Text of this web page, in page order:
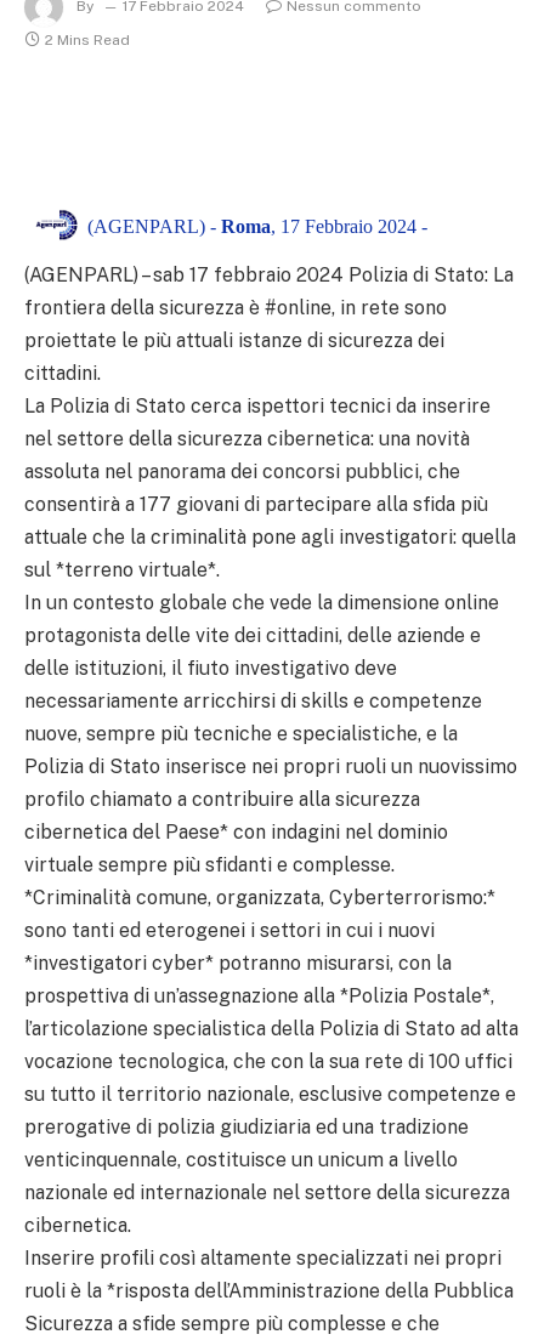
By 17 Febbraio 2024
Nessun commento
2 Mins Read
(AGENPARL) - Roma, 17 Febbraio 2024 -
(AGENPARL) – sab 17 febbraio 2024 Polizia di Stato: La
frontiera della sicurezza è #online, in rete sono
proiettate le più attuali istanze di sicurezza dei
cittadini.
La Polizia di Stato cerca ispettori tecnici da inserire
nel settore della sicurezza cibernetica: una novità
assoluta nel panorama dei concorsi pubblici, che
consentirà a 177 giovani di partecipare alla sfida più
attuale che la criminalità pone agli investigatori: quella
sul *terreno virtuale*.
In un contesto globale che vede la dimensione online
protagonista delle vite dei cittadini, delle aziende e
delle istituzioni, il fiuto investigativo deve
necessariamente arricchirsi di skills e competenze
nuove, sempre più tecniche e specialistiche, e la
Polizia di Stato inserisce nei propri ruoli un nuovissimo
profilo chiamato a contribuire alla sicurezza
cibernetica del Paese* con indagini nel dominio
virtuale sempre più sfidanti e complesse.
*Criminalità comune, organizzata, Cyberterrorismo:*
sono tanti ed eterogenei i settori in cui i nuovi
*investigatori cyber* potranno misurarsi, con la
prospettiva di un’assegnazione alla *Polizia Postale*,
l’articolazione specialistica della Polizia di Stato ad alta
vocazione tecnologica, che con la sua rete di 100 uffici
su tutto il territorio nazionale, esclusive competenze e
prerogative di polizia giudiziaria ed una tradizione
venticinquennale, costituisce un unicum a livello
nazionale ed internazionale nel settore della sicurezza
cibernetica.
Inserire profili così altamente specializzati nei propri
ruoli è la *risposta dell’Amministrazione della Pubblica
Sicurezza a sfide sempre più complesse e che